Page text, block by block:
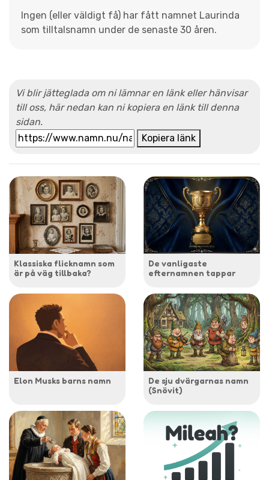
Ingen (eller väldigt få) har fått namnet Laurinda
som tilltalsnamn under de senaste 30 åren.
Vi blir jätteglada om ni lämnar en länk eller hänvisar
till oss, här nedan kan ni kopiera en länk till denna
sidan.
Kopiera länk
Klassiska flicknamn som
är på väg tillbaka?
De vanligaste
efternamnen tappar
Elon Musks barns namn
De sju dvärgarnas namn
(Snövit)